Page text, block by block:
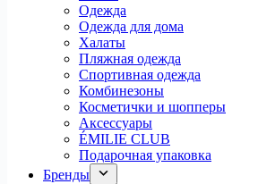
Одежда
Одежда для дома
Халаты
Пляжная одежда
Спортивная одежда
Комбинезоны
Косметички и шопперы
Аксессуары
ÉMILIE CLUB
Подарочная упаковка
Бренды